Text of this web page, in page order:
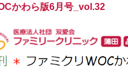
かわら版6月号_vol.32